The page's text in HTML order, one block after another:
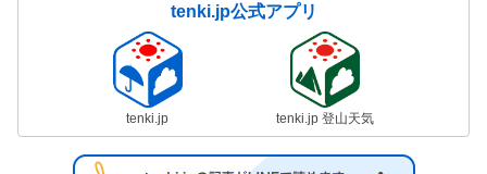
tenki.jp公式アプリ
tenki.jp tenki.jp 登山天気